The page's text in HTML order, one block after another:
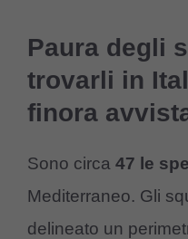
Paura degli
trovarli in
finora
Sono circa 47 le
Mediterraneo. Gli
delineato un